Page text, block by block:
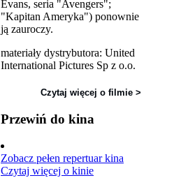
Evans, seria "Avengers";
"Kapitan Ameryka") ponownie
ją zauroczy.
materiały dystrybutora: United
International Pictures Sp z o.o.
Czytaj więcej o filmie >
Przewiń do kina
Zobacz pełen repertuar kina
Czytaj więcej o kinie